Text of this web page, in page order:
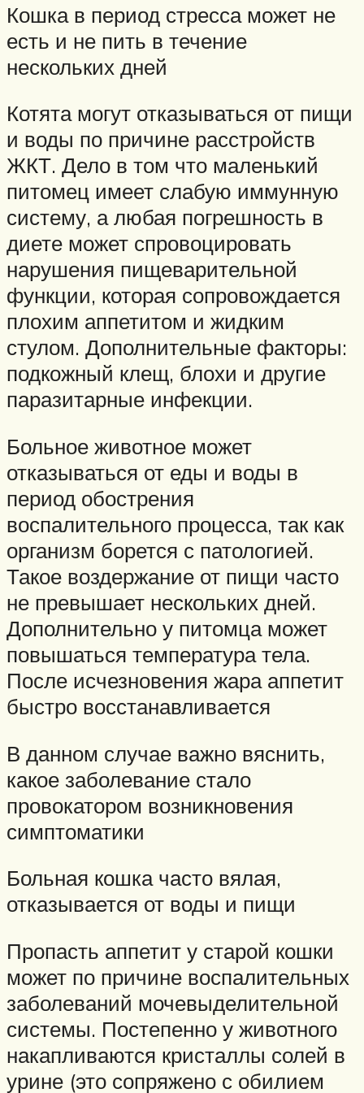
Кошка в период стресса может не
есть и не пить в течение
нескольких дней
Котята могут отказываться от пищи
и воды по причине расстройств
ЖКТ. Дело в том что маленький
питомец имеет слабую иммунную
систему, а любая погрешность в
диете может спровоцировать
нарушения пищеварительной
функции, которая сопровождается
плохим аппетитом и жидким
стулом. Дополнительные факторы:
подкожный клещ, блохи и другие
паразитарные инфекции.
Больное животное может
отказываться от еды и воды в
период обострения
воспалительного процесса, так как
организм борется с патологией.
Такое воздержание от пищи часто
не превышает нескольких дней.
Дополнительно у питомца может
повышаться температура тела.
После исчезновения жара аппетит
быстро восстанавливается
В данном случае важно вяснить,
какое заболевание стало
провокатором возникновения
симптоматики
Больная кошка часто вялая,
отказывается от воды и пищи
Пропасть аппетит у старой кошки
может по причине воспалительных
заболеваний мочевыделительной
системы. Постепенно у животного
накапливаются кристаллы солей в
урине (это сопряжено с обилием